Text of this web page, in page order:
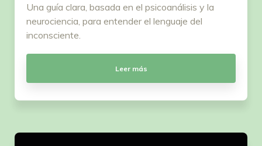
Una guía clara, basada en el psicoanálisis y la
neurociencia, para entender el lenguaje del
inconsciente.
Leer más